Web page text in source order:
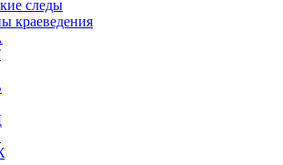
следы
краеведения